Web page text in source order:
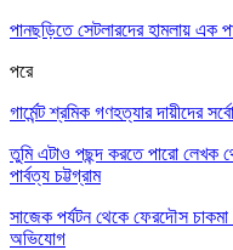
পানছড়িতে সেটলারদের হামলায় এক
পরে
গার্মেন্ট শ্রমিক গণহত্যার দায়ীদের
তুমি এটাও পছন্দ করতে পারো লেখক
পার্বত্য চট্টগ্রাম
সাজেক পর্যটন থেকে ফেরদৌস চাকমা
অভিযোগ